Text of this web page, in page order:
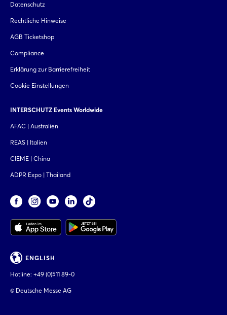
Datenschutz
Rechtliche Hinweise
AGB Ticketshop
Compliance
Erklärung zur Barrierefreiheit
Cookie Einstellungen
INTERSCHUTZ Events Worldwide
AFAC | Australien
REAS | Italien
CIEME | China
ADPR Expo | Thailand
ENGLISH
Hotline: +49 (0)511 89-0
© Deutsche Messe AG